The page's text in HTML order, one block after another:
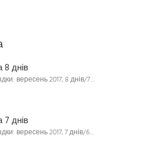
8 днів
вересень 2017, 8 днів/7…
7 днів
вересень 2017, 7 днів/6…